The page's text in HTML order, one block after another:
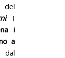
del
. I
i
a
dal